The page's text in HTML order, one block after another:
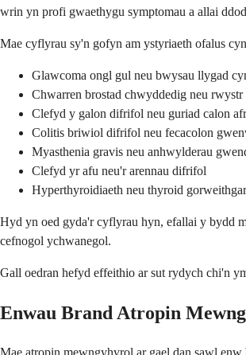
wrin yn profi gwaethygu symptomau a allai
Mae cyflyrau sy'n gofyn am ystyriaeth ofalus
Glawcoma ongl gul neu bwysau llygad
Chwarren brostad chwyddedig neu
Clefyd y galon difrifol neu guriad calon
Colitis briwiol difrifol neu fecacolon
Myasthenia gravis neu anhwylderau
Clefyd yr afu neu'r arennau difrifol
Hyperthyroidiaeth neu thyroid gorweithgar
Hyd yn oed gyda'r cyflyrau hyn, efallai y bydd
cefnogol ychwanegol.
Gall oedran hefyd effeithio ar sut rydych chi'n
Enwau Brand Atropin
Mae atropin mewngyhyrol ar gael dan sawl